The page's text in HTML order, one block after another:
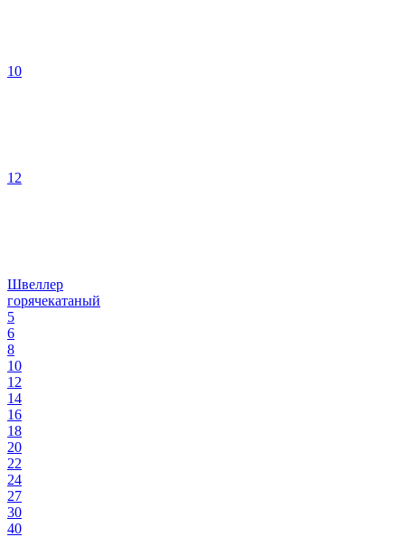
10
12
Швеллер
горячекатаный
5
6
8
10
12
14
16
18
20
22
24
27
30
40